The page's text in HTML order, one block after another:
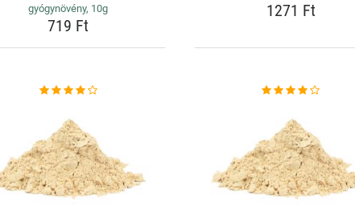
gyógynövény, 10g
719 Ft
1271 Ft